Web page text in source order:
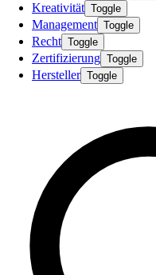
Kreativität Toggle
Management Toggle
Recht Toggle
Zertifizierung Toggle
Hersteller Toggle